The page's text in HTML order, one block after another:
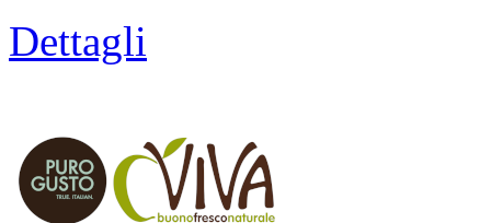
Dettagli